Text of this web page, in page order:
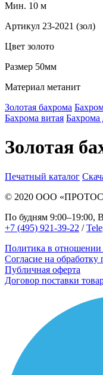
Мин. 10 м
Артикул 23-2021 (зол)
Цвет золото
Размер 50мм
Материал метанит
Золотая бахрома
Бахрома витая Бахрома
Золотая
Печатный каталог
© 2020 ООО «ПРОТОС
По будням 9:00–19:00,
+7 (495) 921-39-22 /
Политика в отношении
Согласие на
Публичная оферта
Договор поставки